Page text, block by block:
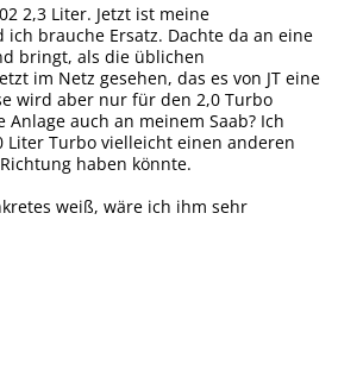
2,3 Liter. Jetzt ist meine
brauche Ersatz. Dachte da an eine
bringt, als die üblichen
im Netz gesehen, das es von JT eine
wird aber nur für den 2,0 Turbo
Anlage auch an meinem Saab? Ich
Liter Turbo vielleicht einen anderen
haben könnte.
weiß, wäre ich ihm sehr